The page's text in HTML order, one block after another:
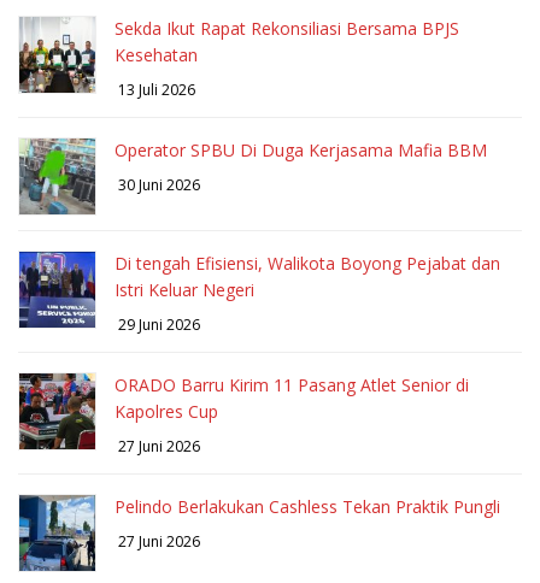
Sekda Ikut Rapat Rekonsiliasi Bersama BPJS
Kesehatan
13 Juli 2026
Operator SPBU Di Duga Kerjasama Mafia BBM
30 Juni 2026
Di tengah Efisiensi, Walikota Boyong Pejabat dan
Istri Keluar Negeri
29 Juni 2026
ORADO Barru Kirim 11 Pasang Atlet Senior di
Kapolres Cup
27 Juni 2026
Pelindo Berlakukan Cashless Tekan Praktik Pungli
27 Juni 2026